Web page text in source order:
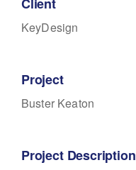
KeyDesign
Project
Buster Keaton
Project Description